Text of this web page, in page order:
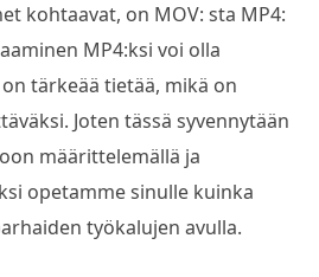
kohtaavat, on MOV: sta MP4:
MP4:ksi voi olla
tärkeää tietää, mikä on
Joten tässä syvennytään
määrittelemällä ja
opetamme sinulle kuinka
työkalujen avulla.